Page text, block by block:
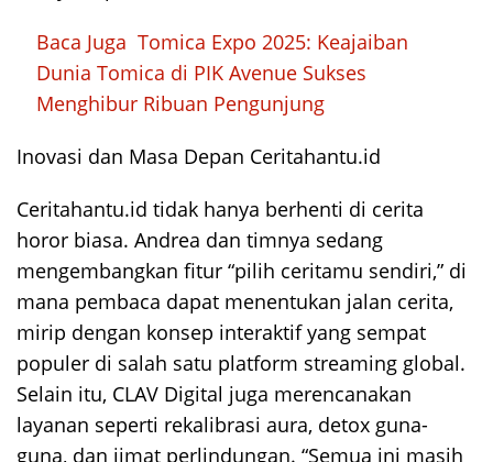
Baca Juga Tomica Expo 2025: Keajaiban
Dunia Tomica di PIK Avenue Sukses
Menghibur Ribuan Pengunjung
Inovasi dan Masa Depan Ceritahantu.id
Ceritahantu.id tidak hanya berhenti di cerita
horor biasa. Andrea dan timnya sedang
mengembangkan fitur “pilih ceritamu sendiri,” di
mana pembaca dapat menentukan jalan cerita,
mirip dengan konsep interaktif yang sempat
populer di salah satu platform streaming global.
Selain itu, CLAV Digital juga merencanakan
layanan seperti rekalibrasi aura, detox guna-
guna, dan jimat perlindungan. “Semua ini masih